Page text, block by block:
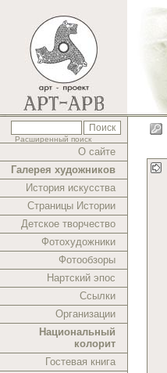
Расширенный поиск
О сайте
Галерея художников
История искусства
Страницы Истории
Детское творчество
Фотохудожники
Фотообзоры
Нартский эпос
Ссылки
Организации
Национальный
колорит
Гостевая книга